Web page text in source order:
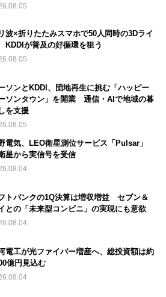
波×折りたたみスマホで50人同時の3Dライ
が普及の好循環を狙う
ソンとKDDI、団地再生に挑む「ハッピー
ソンタウン」を開業 通信・AIで地域の暮
を支援
電気、LEO衛星測位サービス「Pulsar」
星から実信号を受信
トバンクの1Q決算は増収増益 セブン＆
との「未来型コンビニ」の実現にも意欲
電工が光ファイバー増産へ、総投資額は約
億円見込む